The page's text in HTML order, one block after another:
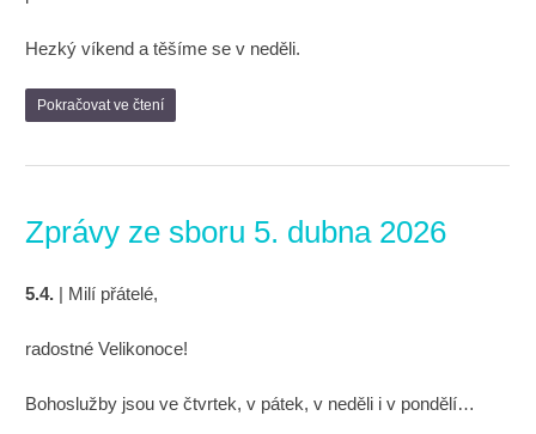
Hezký víkend a těšíme se v neděli.
Pokračovat ve čtení
Zprávy ze sboru 5. dubna 2026
5.4. | Milí přátelé,
radostné Velikonoce!
Bohoslužby jsou ve čtvrtek, v pátek, v neděli i v pondělí…